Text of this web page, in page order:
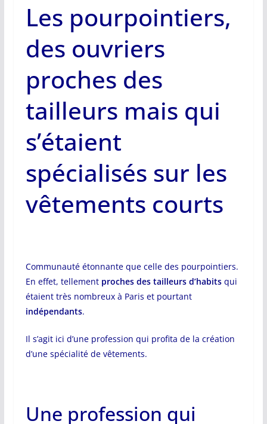
Les pourpointiers,
des ouvriers
proches des
tailleurs mais qui
s’étaient
spécialisés sur les
vêtements courts
Communauté étonnante que celle des pourpointiers.
En effet, tellement proches des tailleurs d’habitsqui
étaient très nombreux à Paris et pourtant
indépendants.
Il s’agit ici d’une profession qui profita de la création
d’une spécialité de vêtements.
Une profession qui